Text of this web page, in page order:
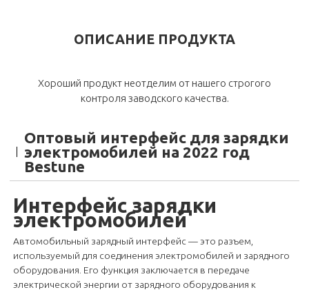
ОПИСАНИЕ ПРОДУКТА
Хороший продукт неотделим от нашего строгого
контроля заводского качества.
Оптовый интерфейс для зарядки
электромобилей на 2022 год
Bestune
Интерфейс зарядки
электромобилей
Автомобильный зарядный интерфейс — это разъем,
используемый для соединения электромобилей и зарядного
оборудования. Его функция заключается в передаче
электрической энергии от зарядного оборудования к